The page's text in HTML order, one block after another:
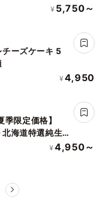
¥ 5,750～
ーズケーキ 5
¥ 4,950
＊
¥ 4,950～